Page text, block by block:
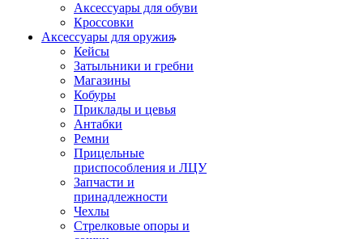
Аксессуары для обуви
Кроссовки
Аксессуары для оружия
Кейсы
Затыльники и гребни
Магазины
Кобуры
Приклады и цевья
Антабки
Ремни
Прицельные
приспособления и ЛЦУ
Запчасти и
принадлежности
Чехлы
Стрелковые опоры и